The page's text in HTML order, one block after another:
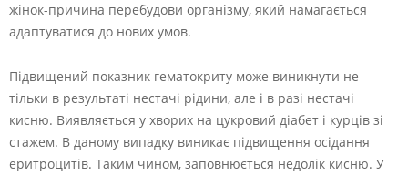
жінок-причина перебудови організму, який намагається
адаптуватися до нових умов.
Підвищений показник гематокриту може виникнути не
тільки в результаті нестачі рідини, але і в разі нестачі
кисню. Виявляється у хворих на цукровий діабет і курців зі
стажем. В даному випадку виникає підвищення осідання
еритроцитів. Таким чином, заповнюється недолік кисню. У